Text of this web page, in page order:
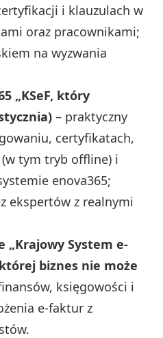
i klauzulach w
oraz pracownikami;
na wyzwania
„KSeF, który
– praktyczny
certyfikatach,
(w tym tryb offline) i
enova365;
ekspertów z realnymi
„Krajowy System e-
biznes nie może
księgowości i
e-faktur z